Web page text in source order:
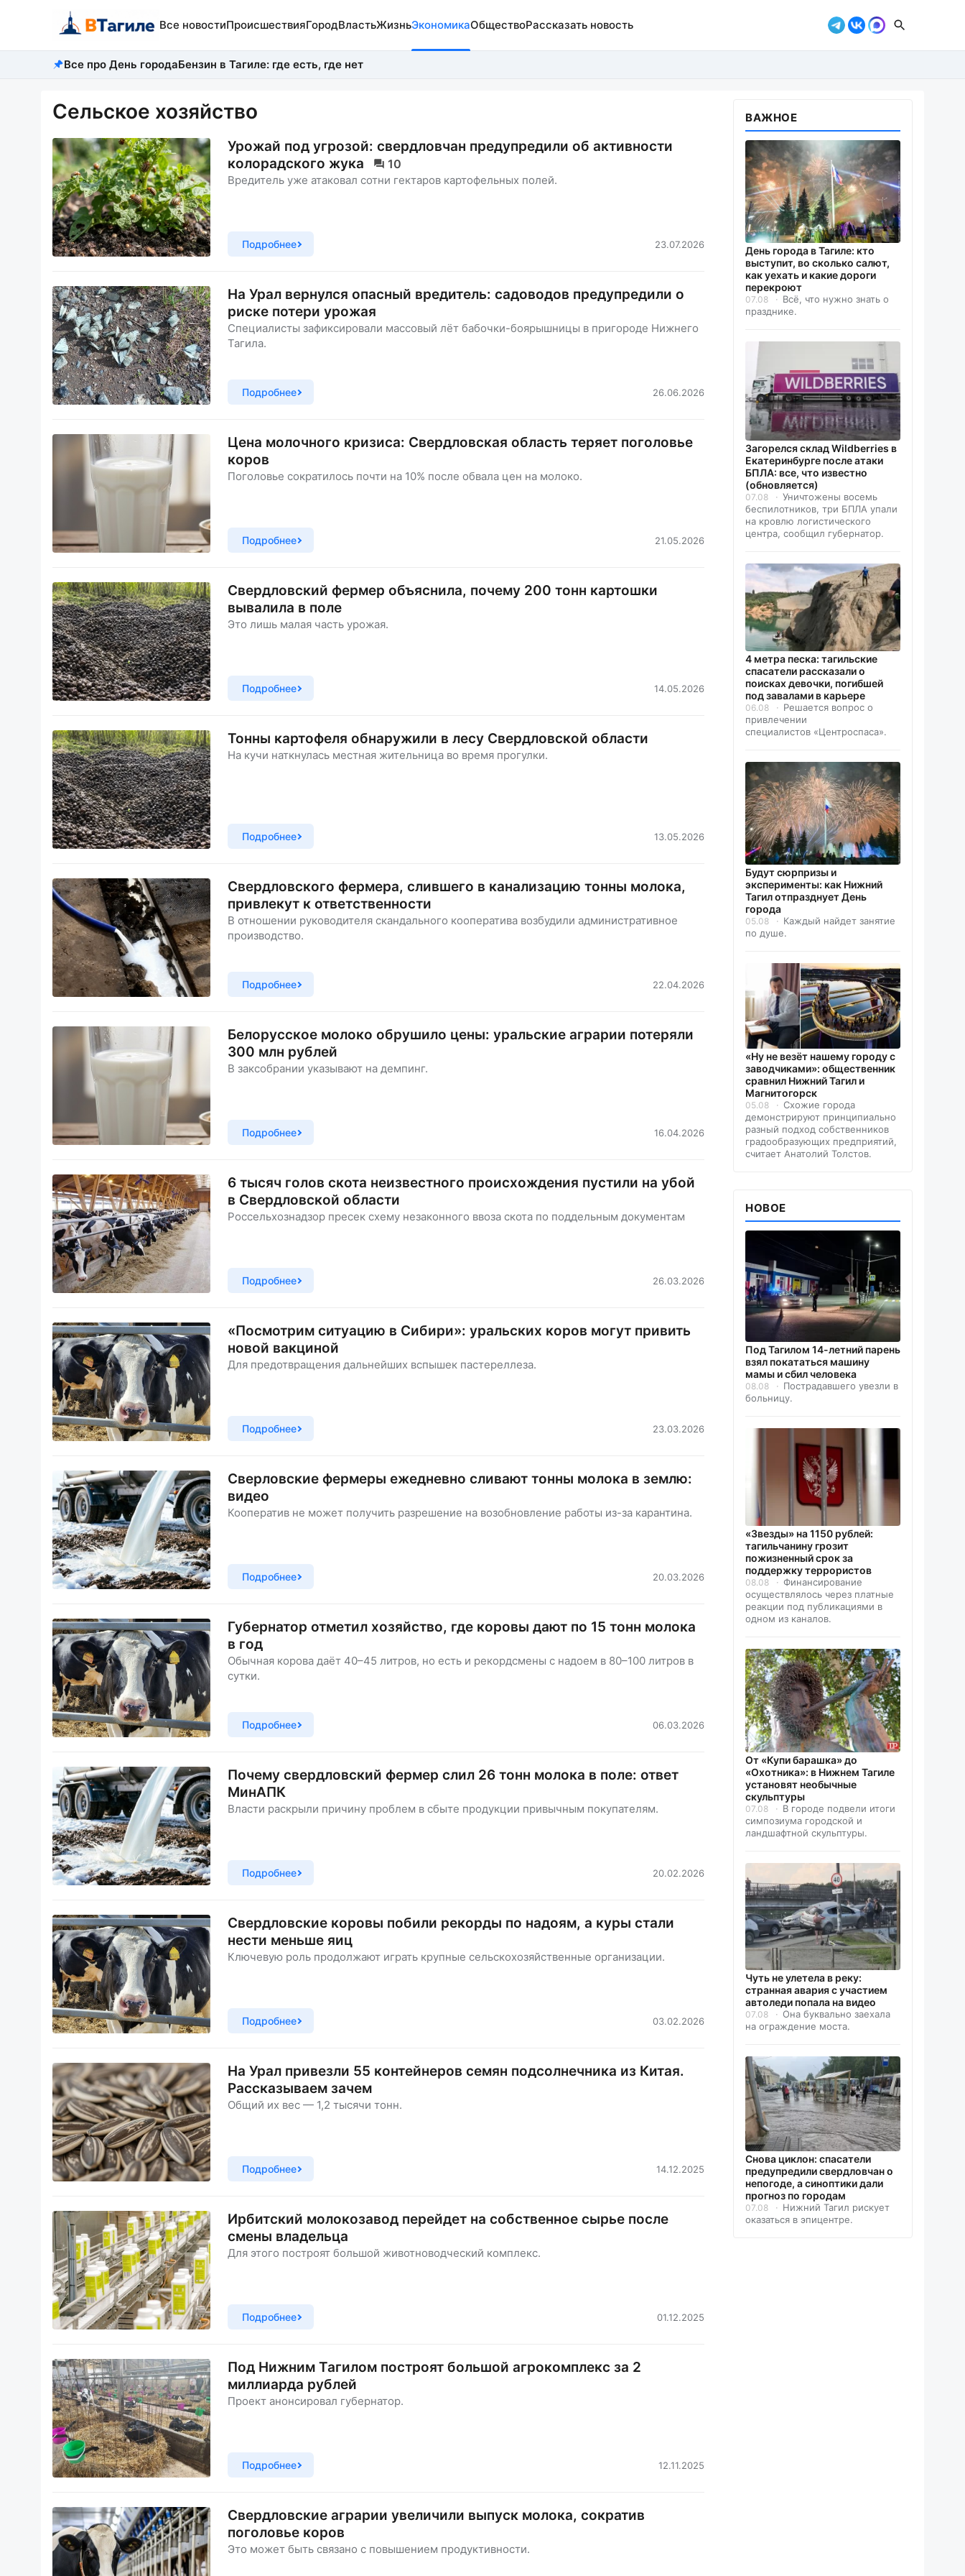
Все новостиПроисшествияГородВластьЖизньЭкономикаОбществоРассказать новость
Все про День городаБензин в Тагиле: где есть, где нет
Сельское хозяйство
Урожай под угрозой: свердловчан предупредили об активности
колорадского жука
10
Вредитель уже атаковал сотни гектаров картофельных полей.
Подробнее 23.07.2026
На Урал вернулся опасный вредитель: садоводов предупредили о
риске потери урожая
Специалисты зафиксировали массовый лёт бабочки-боярышницы в пригороде Нижнего
Тагила.
Подробнее 26.06.2026
Цена молочного кризиса: Свердловская область теряет поголовье
коров
Поголовье сократилось почти на 10% после обвала цен на молоко.
Подробнее 21.05.2026
Свердловский фермер объяснила, почему 200 тонн картошки
вывалила в поле
Это лишь малая часть урожая.
Подробнее 14.05.2026
Тонны картофеля обнаружили в лесу Свердловской области
На кучи наткнулась местная жительница во время прогулки.
Подробнее 13.05.2026
Свердловского фермера, слившего в канализацию тонны молока,
привлекут к ответственности
В отношении руководителя скандального кооператива возбудили административное
производство.
Подробнее 22.04.2026
Белорусское молоко обрушило цены: уральские аграрии потеряли
300 млн рублей
В заксобрании указывают на демпинг.
Подробнее 16.04.2026
6 тысяч голов скота неизвестного происхождения пустили на убой
в Свердловской области
Россельхознадзор пресек схему незаконного ввоза скота по поддельным документам
Подробнее 26.03.2026
«Посмотрим ситуацию в Сибири»: уральских коров могут привить
новой вакциной
Для предотвращения дальнейших вспышек пастереллеза.
Подробнее 23.03.2026
Сверловские фермеры ежедневно сливают тонны молока в землю:
видео
Кооператив не может получить разрешение на возобновление работы из-за карантина.
Подробнее 20.03.2026
Губернатор отметил хозяйство, где коровы дают по 15 тонн молока
в год
Обычная корова даёт 40–45 литров, но есть и рекордсмены с надоем в 80–100 литров в
сутки.
Подробнее 06.03.2026
Почему свердловский фермер слил 26 тонн молока в поле: ответ
МинАПК
Власти раскрыли причину проблем в сбыте продукции привычным покупателям.
Подробнее 20.02.2026
Свердловские коровы побили рекорды по надоям, а куры стали
нести меньше яиц
Ключевую роль продолжают играть крупные сельскохозяйственные организации.
Подробнее 03.02.2026
На Урал привезли 55 контейнеров семян подсолнечника из Китая.
Рассказываем зачем
Общий их вес — 1,2 тысячи тонн.
Подробнее 14.12.2025
Ирбитский молокозавод перейдет на собственное сырье после
смены владельца
Для этого построят большой животноводческий комплекс.
Подробнее 01.12.2025
Под Нижним Тагилом построят большой агрокомплекс за 2
миллиарда рублей
Проект анонсировал губернатор.
Подробнее 12.11.2025
Свердловские аграрии увеличили выпуск молока, сократив
поголовье коров
Это может быть связано с повышением продуктивности.
ВАЖНОЕ
День города в Тагиле: кто
выступит, во сколько салют,
как уехать и какие дороги
перекроют
07.08
Всё, что нужно знать о
празднике.
Загорелся склад Wildberries в
Екатеринбурге после атаки
БПЛА: все, что известно
(обновляется)
07.08
Уничтожены восемь
беспилотников, три БПЛА упали
на кровлю логистического
центра, сообщил губернатор.
4 метра песка: тагильские
спасатели рассказали о
поисках девочки, погибшей
под завалами в карьере
06.08
Решается вопрос о
привлечении
специалистов «Центроспаса».
Будут сюрпризы и
эксперименты: как Нижний
Тагил отпразднует День
города
05.08
Каждый найдет занятие
по душе.
«Ну не везёт нашему городу с
заводчиками»: общественник
сравнил Нижний Тагил и
Магнитогорск
05.08
Схожие города
демонстрируют принципиально
разный подход собственников
градообразующих предприятий,
считает Анатолий Толстов.
НОВОЕ
Под Тагилом 14-летний парень
взял покататься машину
мамы и сбил человека
08.08
Пострадавшего увезли в
больницу.
«Звезды» на 1150 рублей:
тагильчанину грозит
пожизненный срок за
поддержку террористов
08.08
Финансирование
осуществлялось через платные
реакции под публикациями в
одном из каналов.
От «Купи барашка» до
«Охотника»: в Нижнем Тагиле
установят необычные
скульптуры
07.08
В городе подвели итоги
симпозиума городской и
ландшафтной скульптуры.
Чуть не улетела в реку:
странная авария с участием
автоледи попала на видео
07.08
Она буквально заехала
на ограждение моста.
Снова циклон: спасатели
предупредили свердловчан о
непогоде, а синоптики дали
прогноз по городам
07.08
Нижний Тагил рискует
оказаться в эпицентре.